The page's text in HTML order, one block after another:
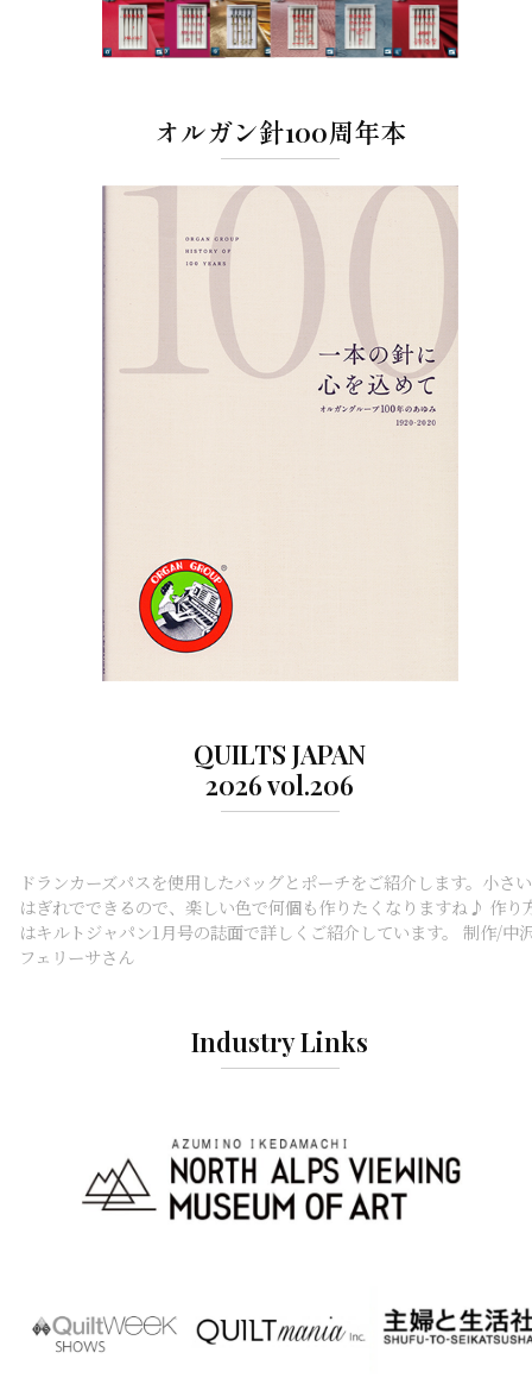
オルガン針100周年本
QUILTS JAPAN
2026 vol.206
ドランカーズパスを使用したバッグとポーチをご紹介します。小さい
はぎれでできるので、楽しい色で何個も作りたくなりますね♪ 作り
はキルトジャパン1月号の誌面で詳しくご紹介しています。 制作/中
フェリーサさん
Industry Links